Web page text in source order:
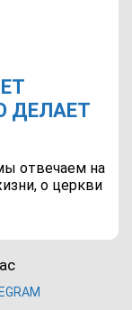
ДЕЛАЕТ
отвечаем на
о церкви